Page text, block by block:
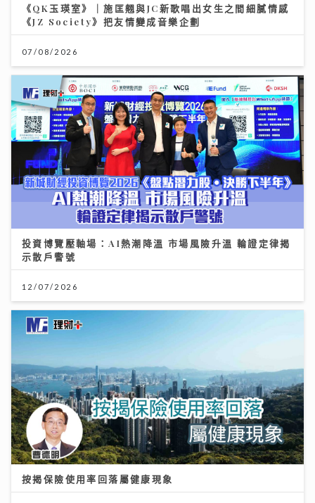
《QK玉瑛室》｜施匡翹與JC新歌唱出女生之間細膩情感
《JZ Society》把友情變成音樂企劃
07/08/2026
投資博覽壓軸場：AI熱潮降溫 市場風險升溫 輪證定律揭
示散戶警號
12/07/2026
按揭保險使用率回落屬健康現象